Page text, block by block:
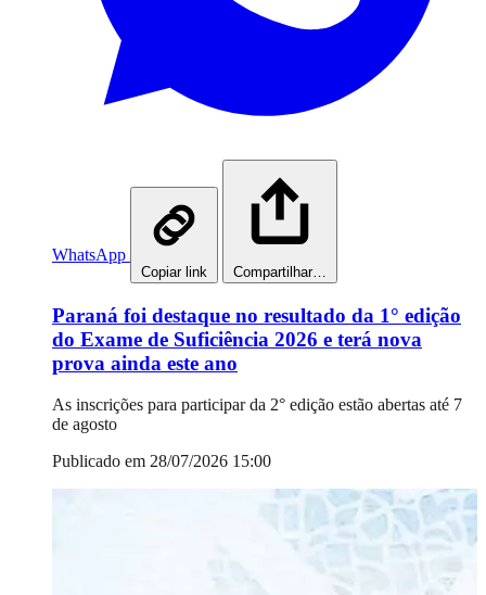
WhatsApp
Copiar link Compartilhar…
Paraná foi destaque no resultado da 1° edição
do Exame de Suficiência 2026 e terá nova
prova ainda este ano
As inscrições para participar da 2° edição estão abertas até 7
de agosto
Publicado em 28/07/2026 15:00